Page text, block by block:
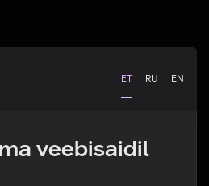
ET RU EN
veebisaidil